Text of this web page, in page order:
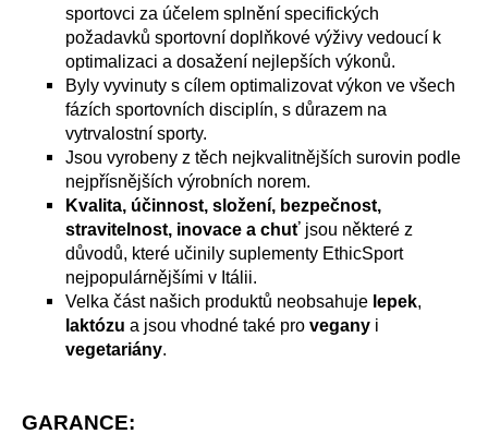
sportovci za účelem splnění specifických
požadavků sportovní doplňkové výživy vedoucí k
optimalizaci a dosažení nejlepších výkonů.
Byly vyvinuty s cílem optimalizovat výkon ve všech
fázích sportovních disciplín, s důrazem na
vytrvalostní sporty.
Jsou vyrobeny z těch nejkvalitnějších surovin podle
nejpřísnějších výrobních norem.
Kvalita, účinnost, složení, bezpečnost,
stravitelnost, inovace a chuť jsou některé z
důvodů, které učinily suplementy EthicSport
nejpopulárnějšími v Itálii.
Velka část našich produktů neobsahuje lepek,
laktózu a jsou vhodné také pro vegany i
vegetariány.
GARANCE: